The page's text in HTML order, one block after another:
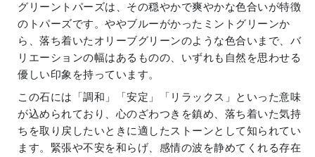
グリーントパーズは、その穏やかで爽やかな色合いが特徴
のトパーズです。ややブルーがかったミントグリーンか
ら、落ち着いたオリーブグリーンのような色合いまで、バ
リエーションの幅はあるものの、いずれも自然を思わせる
優しい印象を持っています。
この石には「調和」「安定」「リラックス」といった意味
が込められており、心のざわつきを鎮め、落ち着いた気持
ちを取り戻したいときに適したストーンとして知られてい
ます。緊張や不安を和らげ、感情の波を静めてくれる存在